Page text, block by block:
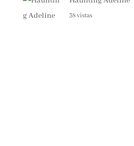
38 vistas